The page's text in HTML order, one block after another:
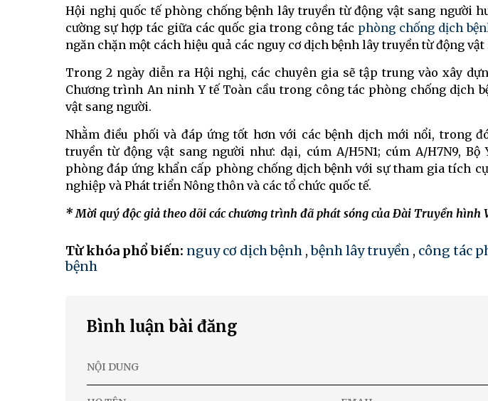
Hội nghị quốc tế phòng chống bệnh lây truyền từ động vật sang người
cường sự hợp tác giữa các quốc gia trong công tác phòng chống dịch
ngăn chặn một cách hiệu quả các nguy cơ dịch bệnh lây truyền từ động vật
Trong 2 ngày diễn ra Hội nghị, các chuyên gia sẽ tập trung vào xây
Chương trình An ninh Y tế Toàn cầu trong công tác phòng chống dịch
vật sang người.
Nhằm điều phối và đáp ứng tốt hơn với các bệnh dịch mới nổi, trong
truyền từ động vật sang người như: dại, cúm A/H5N1; cúm A/H7N9,
phòng đáp ứng khẩn cấp phòng chống dịch bệnh với sự tham gia tích
nghiệp và Phát triển Nông thôn và các tổ chức quốc tế.
* Mời quý độc giả theo dõi các chương trình đã phát sóng của Đài Truyền hình
Từ khóa phổ biến: nguy cơ dịch bệnh ,bệnh lây truyền , công tác
bệnh
Bình luận bài đăng